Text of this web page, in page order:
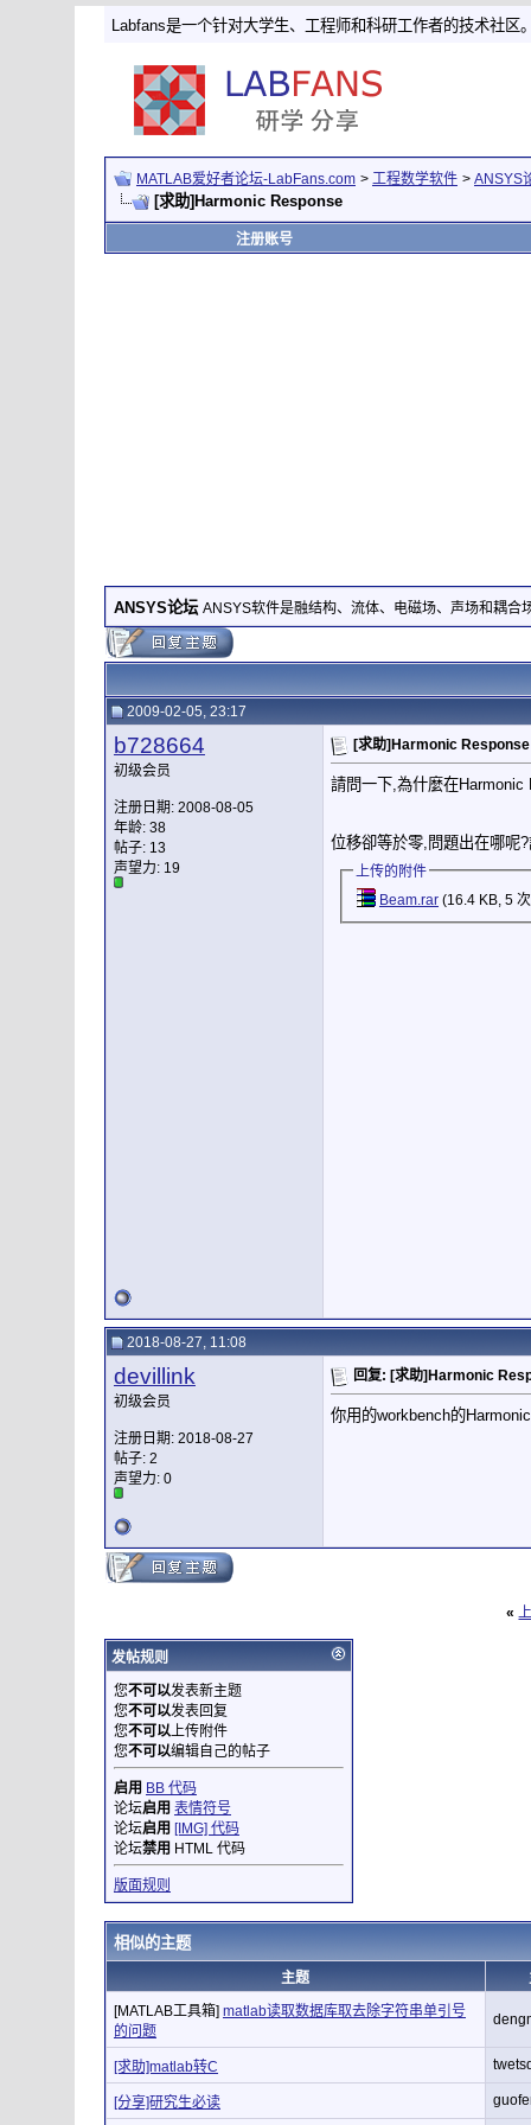
Labfans是一个针对大学生、工程师和科研工作者的技术社区
MATLAB爱好者论坛-LabFans.com > 工程数学软件 > ANSYS
[求助]Harmonic Response
注册账号
ANSYS论坛 ANSYS软件是融结构、流体、电磁场、声场和耦合
2009-02-05, 23:17
b728664
初级会员
注册日期: 2008-08-05
年龄: 38
帖子: 13
声望力: 19
[求助]Harmonic Response
請問一下,為什麼在
位移卻等於零,問題出在哪呢
上传的附件
Beam.rar(16.4 KB, 5
2018-08-27, 11:08
devillink
初级会员
注册日期: 2018-08-27
帖子: 2
声望力: 0
回复: [求助]Harmonic
你用的workbench的
«
发帖规则
您不可以发表新主题
您不可以发表回复
您不可以上传附件
您不可以编辑自己的帖子
启用 BB 代码
论坛启用 表情符号
论坛启用 [IMG] 代码
论坛禁用 HTML 代码
版面规则
相似的主题
主题
[MATLAB工具箱] matlab读取数据库取去除字符串单引号
的问题
[求助]matlab转C
[分享]研究生必读